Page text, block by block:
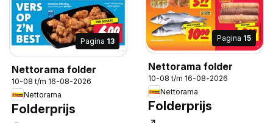
Pagina 13
Nettorama folder
10-08 t/m 16-08-2026
Nettorama
Folderprijs
Pagina 15
Nettorama folder
10-08 t/m 16-08-2026
Nettorama
Folderprijs